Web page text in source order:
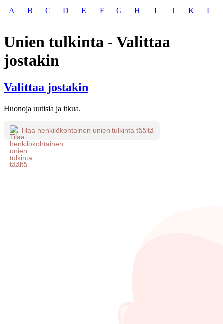
A B C D E F G H I J K L
Unien tulkinta - Valittaa
jostakin
Valittaa jostakin
Huonoja uutisia ja itkua.
Tilaa henkilökohtainen unien tulkinta täältä